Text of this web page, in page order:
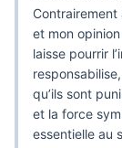
et mon
laisse pourrir
qu’ils sont
et la force
essentielle au